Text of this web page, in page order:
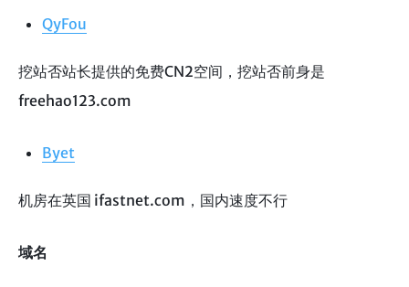
QyFou
挖站否站长提供的免费CN2空间，挖站否前身是
freehao123.com
Byet
机房在英国 ifastnet.com，国内速度不行
域名